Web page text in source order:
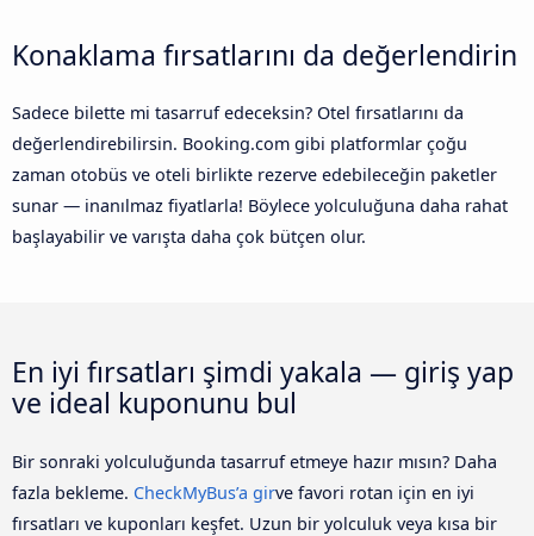
Konaklama fırsatlarını da değerlendirin
Sadece bilette mi tasarruf edeceksin? Otel fırsatlarını da
değerlendirebilirsin. Booking.com gibi platformlar çoğu
zaman otobüs ve oteli birlikte rezerve edebileceğin paketler
sunar — inanılmaz fiyatlarla! Böylece yolculuğuna daha rahat
başlayabilir ve varışta daha çok bütçen olur.
En iyi fırsatları şimdi yakala — giriş yap
ve ideal kuponunu bul
Bir sonraki yolculuğunda tasarruf etmeye hazır mısın? Daha
fazla bekleme. CheckMyBus’a girve favori rotan için en iyi
fırsatları ve kuponları keşfet. Uzun bir yolculuk veya kısa bir